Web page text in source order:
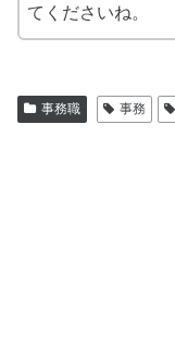
てくださいね。
事務職 事務